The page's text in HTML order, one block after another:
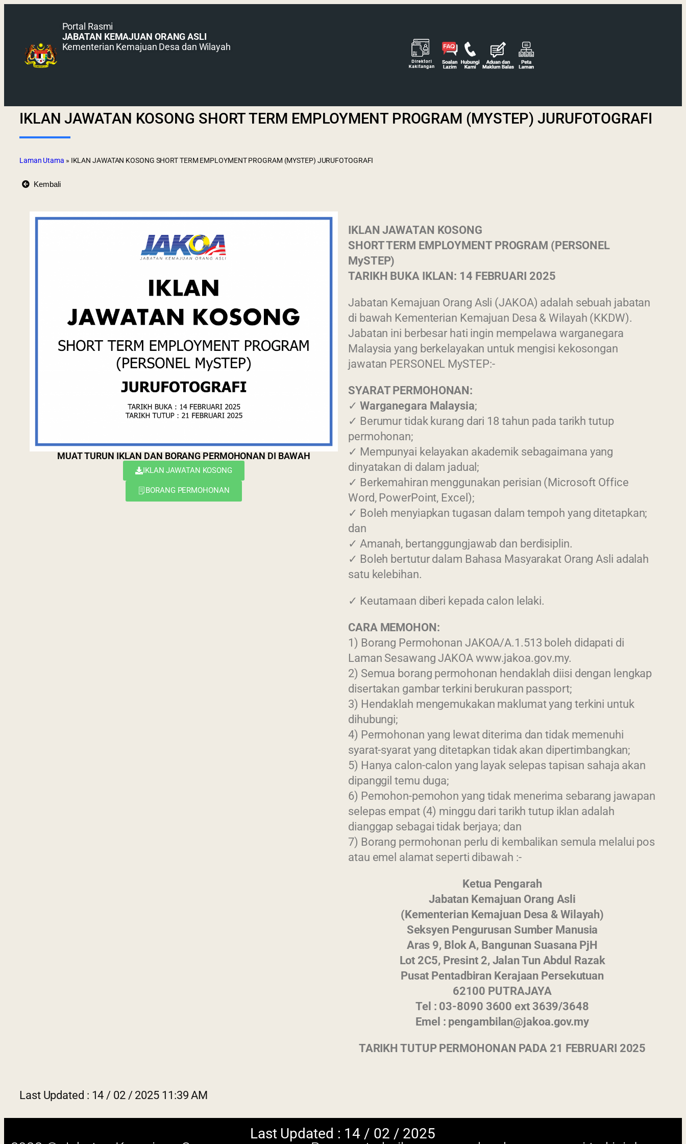
Portal Rasmi
JABATAN KEMAJUAN ORANG ASLI
Kementerian Kemajuan Desa dan Wilayah
IKLAN JAWATAN KOSONG SHORT TERM EMPLOYMENT PROGRAM (MYSTEP) JURUFOTOGRAFI
Laman Utama » IKLAN JAWATAN KOSONG SHORT TERM EMPLOYMENT PROGRAM (MYSTEP) JURUFOTOGRAFI
Kembali
MUAT TURUN IKLAN DAN BORANG PERMOHONAN DI BAWAH
IKLAN JAWATAN KOSONG
BORANG PERMOHONAN
IKLAN JAWATAN KOSONG
SHORT TERM EMPLOYMENT PROGRAM (PERSONEL
MySTEP)
TARIKH BUKA IKLAN: 14 FEBRUARI 2025
Jabatan Kemajuan Orang Asli (JAKOA) adalah sebuah jabatan
di bawah Kementerian Kemajuan Desa & Wilayah (KKDW).
Jabatan ini berbesar hati ingin mempelawa warganegara
Malaysia yang berkelayakan untuk mengisi kekosongan
jawatan PERSONEL MySTEP:-
SYARAT PERMOHONAN:
✓ Warganegara Malaysia;
✓ Berumur tidak kurang dari 18 tahun pada tarikh tutup
permohonan;
✓ Mempunyai kelayakan akademik sebagaimana yang
dinyatakan di dalam jadual;
✓ Berkemahiran menggunakan perisian (Microsoft Office
Word, PowerPoint, Excel);
✓ Boleh menyiapkan tugasan dalam tempoh yang ditetapkan;
dan
✓ Amanah, bertanggungjawab dan berdisiplin.
✓ Boleh bertutur dalam Bahasa Masyarakat Orang Asli adalah
satu kelebihan.
✓ Keutamaan diberi kepada calon lelaki.
CARA MEMOHON:
1) Borang Permohonan JAKOA/A.1.513 boleh didapati di
Laman Sesawang JAKOA www.jakoa.gov.my.
2) Semua borang permohonan hendaklah diisi dengan lengkap
disertakan gambar terkini berukuran passport;
3) Hendaklah mengemukakan maklumat yang terkini untuk
dihubungi;
4) Permohonan yang lewat diterima dan tidak memenuhi
syarat-syarat yang ditetapkan tidak akan dipertimbangkan;
5) Hanya calon-calon yang layak selepas tapisan sahaja akan
dipanggil temu duga;
6) Pemohon-pemohon yang tidak menerima sebarang jawapan
selepas empat (4) minggu dari tarikh tutup iklan adalah
dianggap sebagai tidak berjaya; dan
7) Borang permohonan perlu di kembalikan semula melalui pos
atau emel alamat seperti dibawah :-
Ketua Pengarah
Jabatan Kemajuan Orang Asli
(Kementerian Kemajuan Desa & Wilayah)
Seksyen Pengurusan Sumber Manusia
Aras 9, Blok A, Bangunan Suasana PjH
Lot 2C5, Presint 2, Jalan Tun Abdul Razak
Pusat Pentadbiran Kerajaan Persekutuan
62100 PUTRAJAYA
Tel : 03-8090 3600 ext 3639/3648
Emel : pengambilan@jakoa.gov.my
TARIKH TUTUP PERMOHONAN PADA 21 FEBRUARI 2025
Last Updated : 14 / 02 / 2025 11:39 AM
Paparan terbaik menggunakan browser versi terkini dengan
skrin beresolusi 1280 x 1024 piksel